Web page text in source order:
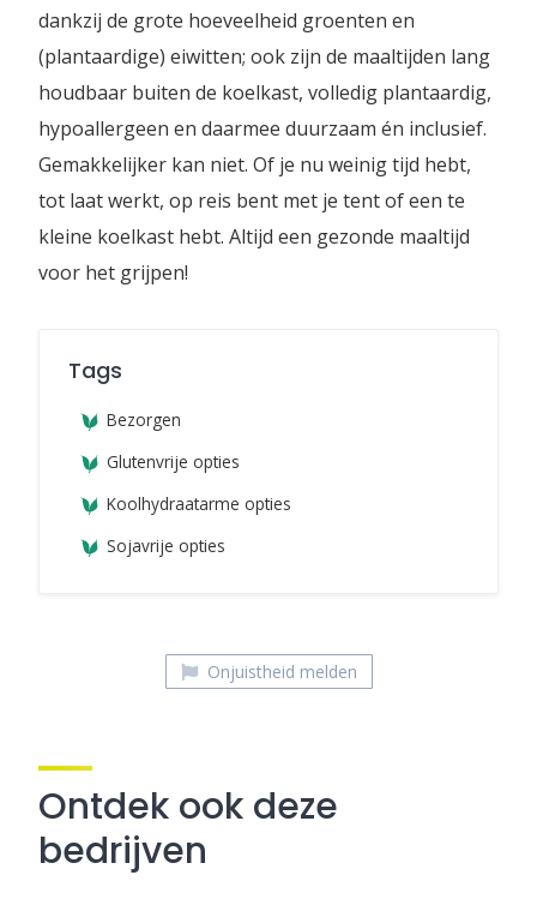
dankzij de grote hoeveelheid groenten en
(plantaardige) eiwitten; ook zijn de maaltijden lang
houdbaar buiten de koelkast, volledig plantaardig,
hypoallergeen en daarmee duurzaam én inclusief.
Gemakkelijker kan niet. Of je nu weinig tijd hebt,
tot laat werkt, op reis bent met je tent of een te
kleine koelkast hebt. Altijd een gezonde maaltijd
voor het grijpen!
Tags
Bezorgen
Glutenvrije opties
Koolhydraatarme opties
Sojavrije opties
Onjuistheid melden
Ontdek ook deze
bedrijven